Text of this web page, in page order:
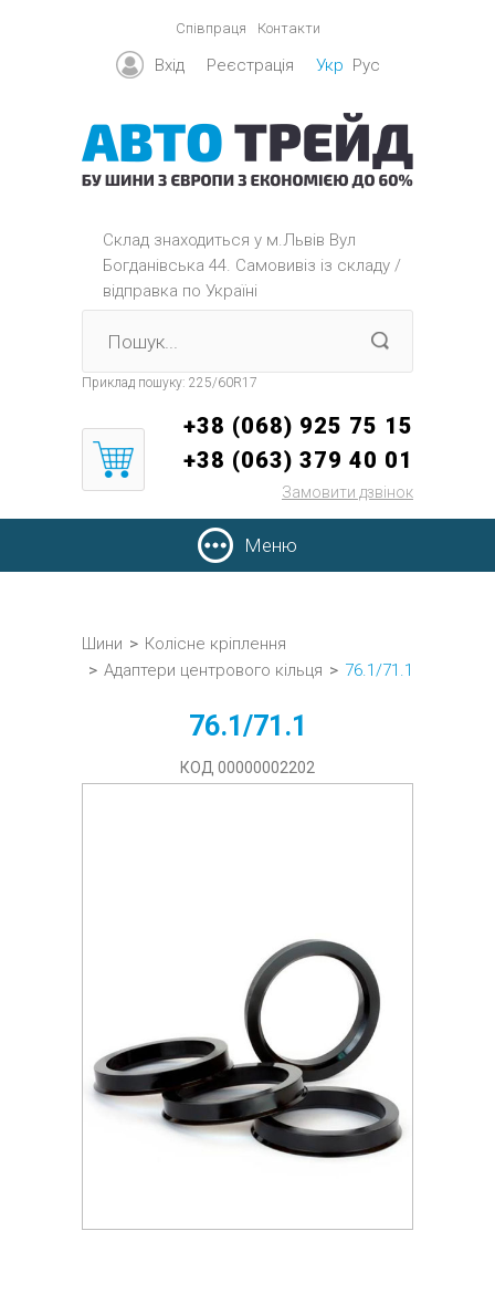
Співпраця Контакти
Вхід Реєстрація Укр Рус
Склад знаходиться y м.Львів Вул
Богданівська 44. Самовивіз із складу /
відправка по Україні
Приклад пошуку: 225/60R17
+38 (068) 925 75 15
+38 (063) 379 40 01
Замовити дзвінок
Меню
Шини > Колісне кріплення
> Адаптери центрового кільця > 76.1/71.1
76.1/71.1
КОД 00000002202